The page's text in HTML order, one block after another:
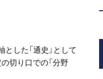
とした「通史」として
切り口での「分野